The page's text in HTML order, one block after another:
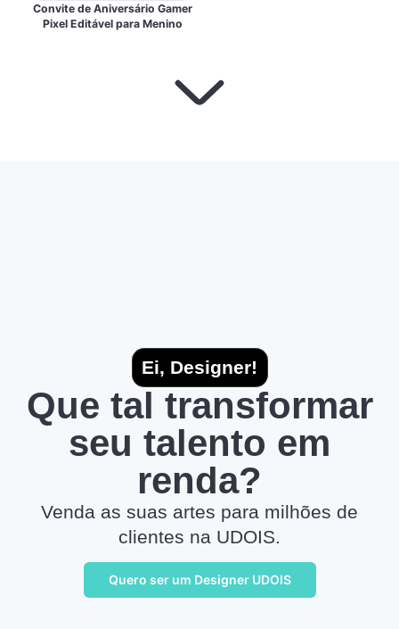
Convite de Aniversário Gamer
Pixel Editável para Menino
Ei, Designer!
Que tal transformar
seu talento em
renda?
Venda as suas artes para milhões de
clientes na UDOIS.
Quero ser um Designer UDOIS